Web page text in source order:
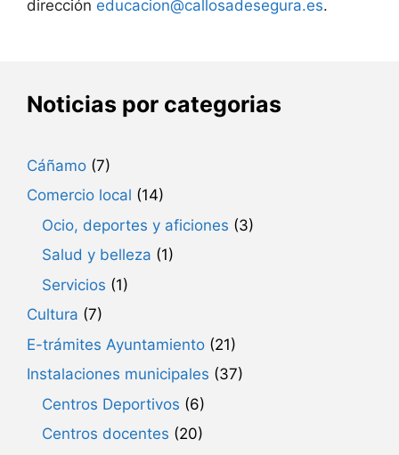
dirección educacion@callosadesegura.es.
Noticias por categorias
Cáñamo (7)
Comercio local (14)
Ocio, deportes y aficiones (3)
Salud y belleza (1)
Servicios (1)
Cultura (7)
E-trámites Ayuntamiento (21)
Instalaciones municipales (37)
Centros Deportivos (6)
Centros docentes (20)